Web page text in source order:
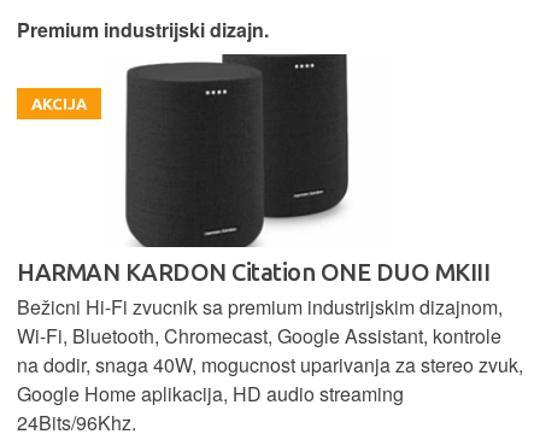
Premium industrijski dizajn.
AKCIJA
HARMAN KARDON Citation ONE DUO MKIII
Bežicni Hi-Fi zvucnik sa premium industrijskim dizajnom,
Wi-Fi, Bluetooth, Chromecast, Google Assistant, kontrole
na dodir, snaga 40W, mogucnost uparivanja za stereo zvuk,
Google Home aplikacija, HD audio streaming
24Bits/96Khz.